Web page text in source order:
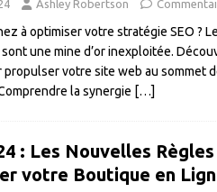
Ashley Robertson
à optimiser votre stratégie SEO ?
une mine d’or inexploitée.
votre site web au sommet
la synergie […]
: Les Nouvelles Règles
votre Boutique en